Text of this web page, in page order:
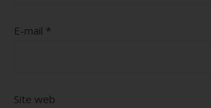
E-mail *
Site web